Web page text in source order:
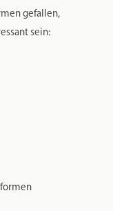
gefallen,
sein: